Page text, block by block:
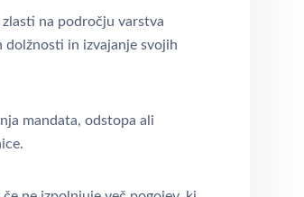
na področju varstva
in izvajanje svojih
mandata, odstopa ali